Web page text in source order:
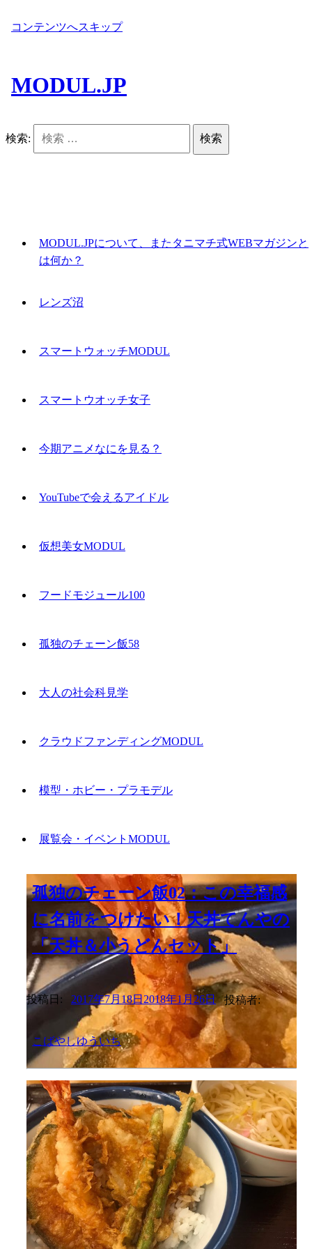
コンテンツへスキップ
MODUL.JP
検索:
MODUL.JPについて、またタニマチ式WEBマガジンと
は何か？
レンズ沼
スマートウォッチMODUL
スマートウオッチ女子
今期アニメなにを見る？
YouTubeで会えるアイドル
仮想美女MODUL
フードモジュール100
孤独のチェーン飯58
大人の社会科見学
クラウドファンディングMODUL
模型・ホビー・プラモデル
展覧会・イベントMODUL
孤独のチェーン飯02：この幸福感
に名前をつけたい！天丼てんやの
「天丼＆小うどんセット」
投稿日: 2017年7月18日2018年1月26日 投稿者:
こばやしゆういち